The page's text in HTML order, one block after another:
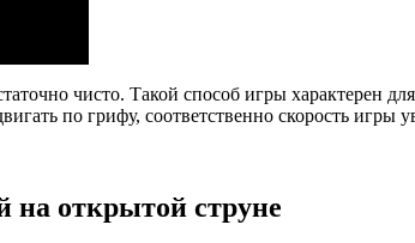
чисто. Такой способ игры характерен
по грифу, соответственно скорость игры
на открытой струне